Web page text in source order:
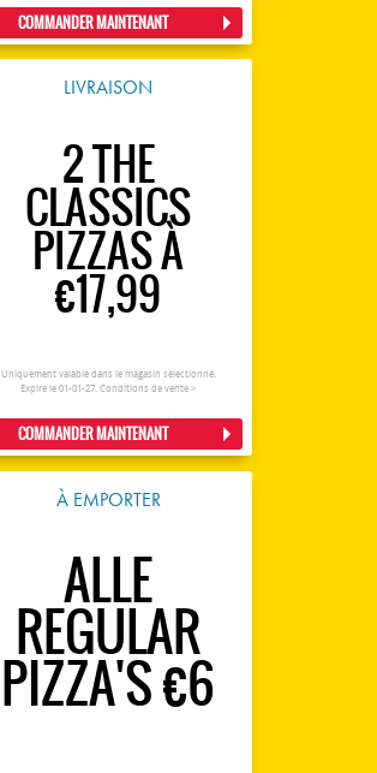
COMMANDER MAINTENANT
LIVRAISON
2 THE
CLASSICS
PIZZAS À
€17,99
Uniquement valable dans le magasin sélectionné.
Expire le 01-01-27. Conditions de vente >
COMMANDER MAINTENANT
À EMPORTER
ALLE
REGULAR
PIZZA'S €6